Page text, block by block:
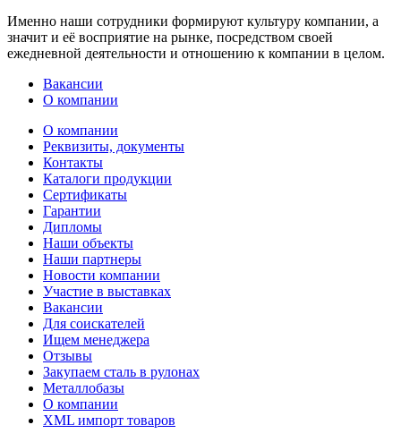
Именно наши сотрудники формируют культуру компании, а
значит и её восприятие на рынке, посредством своей
ежедневной деятельности и отношению к компании в целом.
Вакансии
О компании
О компании
Реквизиты, документы
Контакты
Каталоги продукции
Сертификаты
Гарантии
Дипломы
Наши объекты
Наши партнеры
Новости компании
Участие в выставках
Вакансии
Для соискателей
Ищем менеджера
Отзывы
Закупаем сталь в рулонах
Металлобазы
О компании
XML импорт товаров